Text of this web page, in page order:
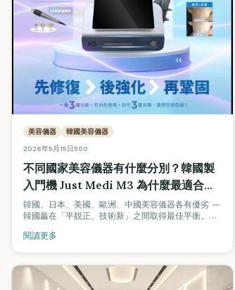
美容儀器 韓國美容儀器
2026年5月15日500
不同國家美容儀器有什麼分別？韓國製
入門機 Just Medi M3 為什麼最適合香
港女生和小本美容院？
韓國、日本、美國、歐洲、中國美容儀器各有優劣 —
韓國贏在「平靚正、技術新」之間取得最佳平衡。深
波 + HIFU + RF），點解最啱香港女生同小本美容
閱讀更多